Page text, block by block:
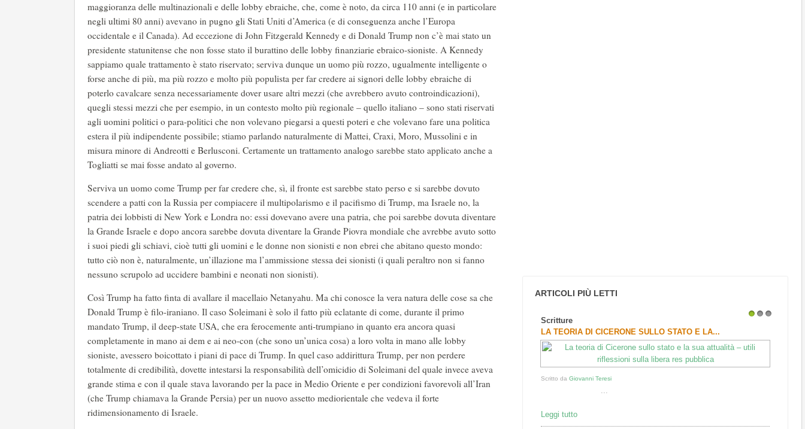
maggioranza delle multinazionali e delle lobby ebraiche, che, come è noto, da circa 110 anni (e in particolare
negli ultimi 80 anni) avevano in pugno gli Stati Uniti d’America (e di conseguenza anche l’Europa
occidentale e il Canada). Ad eccezione di John Fitzgerald Kennedy e di Donald Trump non c’è mai stato un
presidente statunitense che non fosse stato il burattino delle lobby finanziarie ebraico-sioniste. A Kennedy
sappiamo quale trattamento è stato riservato; serviva dunque un uomo più rozzo, ugualmente intelligente o
forse anche di più, ma più rozzo e molto più populista per far credere ai signori delle lobby ebraiche di
poterlo cavalcare senza necessariamente dover usare altri mezzi (che avrebbero avuto controindicazioni),
quegli stessi mezzi che per esempio, in un contesto molto più regionale – quello italiano – sono stati riservati
agli uomini politici o para-politici che non volevano piegarsi a questi poteri e che volevano fare una politica
estera il più indipendente possibile; stiamo parlando naturalmente di Mattei, Craxi, Moro, Mussolini e in
misura minore di Andreotti e Berlusconi. Certamente un trattamento analogo sarebbe stato applicato anche a
Togliatti se mai fosse andato al governo.
Serviva un uomo come Trump per far credere che, sì, il fronte est sarebbe stato perso e si sarebbe dovuto
scendere a patti con la Russia per compiacere il multipolarismo e il pacifismo di Trump, ma Israele no, la
patria dei lobbisti di New York e Londra no: essi dovevano avere una patria, che poi sarebbe dovuta diventare
la Grande Israele e dopo ancora sarebbe dovuta diventare la Grande Piovra mondiale che avrebbe avuto sotto
i suoi piedi gli schiavi, cioè tutti gli uomini e le donne non sionisti e non ebrei che abitano questo mondo:
tutto ciò non è, naturalmente, un’illazione ma l’ammissione stessa dei sionisti (i quali peraltro non si fanno
nessuno scrupolo ad uccidere bambini e neonati non sionisti).
Così Trump ha fatto finta di avallare il macellaio Netanyahu. Ma chi conosce la vera natura delle cose sa che
Donald Trump è filo-iraniano. Il caso Soleimani è solo il fatto più eclatante di come, durante il primo
mandato Trump, il deep-state USA, che era ferocemente anti-trumpiano in quanto era ancora quasi
completamente in mano ai dem e ai neo-con (che sono un’unica cosa) a loro volta in mano alle lobby
sioniste, avessero boicottato i piani di pace di Trump. In quel caso addirittura Trump, per non perdere
totalmente di credibilità, dovette intestarsi la responsabilità dell’omicidio di Soleimani del quale invece aveva
grande stima e con il quale stava lavorando per la pace in Medio Oriente e per condizioni favorevoli all’Iran
(che Trump chiamava la Grande Persia) per un nuovo assetto mediorientale che vedeva il forte
ridimensionamento di Israele.
ARTICOLI PIÙ LETTI
Scritture
LA TEORIA DI CICERONE SULLO STATO E LA...
Scritto daGiovanni Teresi
...
Leggi tutto